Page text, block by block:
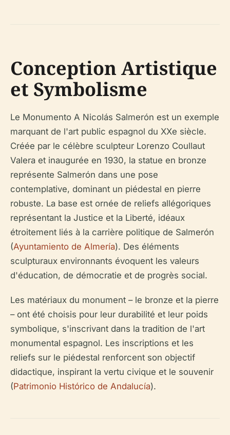
Conception Artistique
et Symbolisme
Le Monumento A Nicolás Salmerón est un exemple
marquant de l'art public espagnol du XXe siècle.
Créée par le célèbre sculpteur Lorenzo Coullaut
Valera et inaugurée en 1930, la statue en bronze
représente Salmerón dans une pose
contemplative, dominant un piédestal en pierre
robuste. La base est ornée de reliefs allégoriques
représentant la Justice et la Liberté, idéaux
étroitement liés à la carrière politique de Salmerón
(Ayuntamiento de Almería). Des éléments
sculpturaux environnants évoquent les valeurs
d'éducation, de démocratie et de progrès social.
Les matériaux du monument – le bronze et la pierre
– ont été choisis pour leur durabilité et leur poids
symbolique, s'inscrivant dans la tradition de l'art
monumental espagnol. Les inscriptions et les
reliefs sur le piédestal renforcent son objectif
didactique, inspirant la vertu civique et le souvenir
(Patrimonio Histórico de Andalucía).